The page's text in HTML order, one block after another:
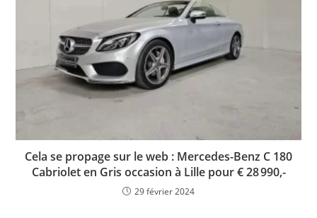
Cela se propage sur le web : Mercedes-Benz C 180
Cabriolet en Gris occasion à Lille pour € 28 990,-
29 février 2024